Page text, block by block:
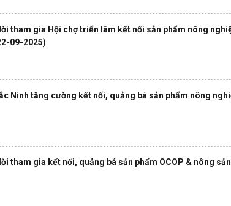
tham gia Hội chợ triển lãm kết nối sản phẩm nông
09-2025)
Ninh tăng cường kết nối, quảng bá sản phẩm nông
tham gia kết nối, quảng bá sản phẩm OCOP & nông